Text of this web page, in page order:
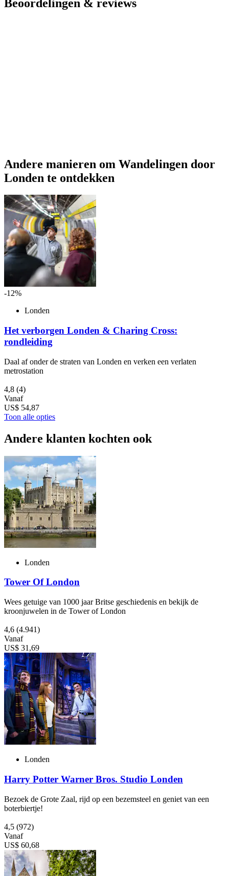
Beoordelingen & reviews
Andere manieren om Wandelingen door
Londen te ontdekken
-12%
Londen
Het verborgen Londen & Charing Cross:
rondleiding
Daal af onder de straten van Londen en verken een verlaten
metrostation
4,8 (4)
Vanaf
US$ 54,87
Toon alle opties
Andere klanten kochten ook
Londen
Tower Of London
Wees getuige van 1000 jaar Britse geschiedenis en bekijk de
kroonjuwelen in de Tower of London
4,6 (4.941)
Vanaf
US$ 31,69
Londen
Harry Potter Warner Bros. Studio Londen
Bezoek de Grote Zaal, rijd op een bezemsteel en geniet van een
boterbiertje!
4,5 (972)
Vanaf
US$ 60,68